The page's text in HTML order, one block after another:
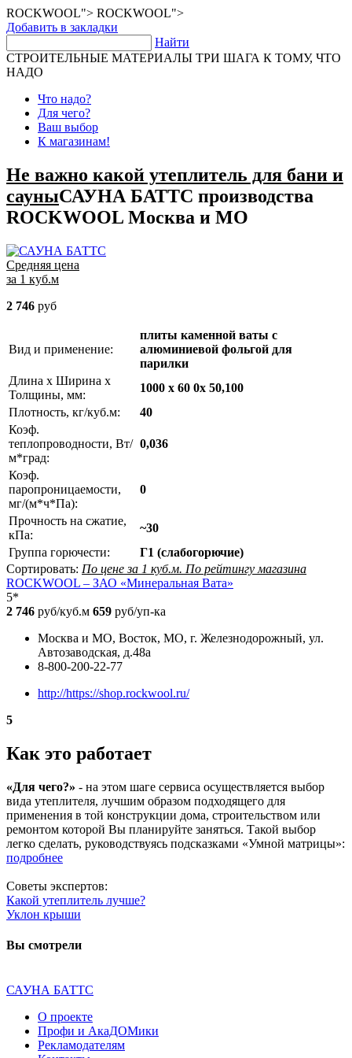
ROCKWOOL"> ROCKWOOL">
Добавить в закладки
Найти
СТРОИТЕЛЬНЫЕ МАТЕРИАЛЫ ТРИ ШАГА К ТОМУ, ЧТО
НАДО
Что надо?
Для чего?
Ваш выбор
К магазинам!
Не важно какой утеплитель для бани и
сауныСАУНА БАТТС производства
ROCKWOOL Москва и МО
Средняя цена
за 1 куб.м
2 746 руб
Вид и применение:
плиты каменной ваты c
алюминиевой фольгой для
парилки
Длина х Ширина х
Толщины, мм:
1000 x 60 0x 50,100
Плотность, кг/куб.м:
40
Коэф.
теплопроводности, Вт/
м*град:
0,036
Коэф.
паропроницаемости,
мг/(м*ч*Па):
0
Прочность на сжатие,
кПа:
~30
Группа горючести:
Г1 (слабогорючие)
Сортировать: По цене за 1 куб.м. По рейтингу магазина
ROCKWOOL – ЗАО «Минеральная Вата»
5*
2 746 руб/куб.м 659 руб/уп-ка
Москва и МО, Восток, МО, г. Железнодорожный, ул.
Автозаводская, д.48а
8-800-200-22-77
http://https://shop.rockwool.ru/
5
Как это работает
«Для чего?» - на этом шаге сервиса осуществляется выбор
вида утеплителя, лучшим образом подходящего для
применения в той конструкции дома, строительством или
ремонтом которой Вы планируйте заняться. Такой выбор
легко сделать, руководствуясь подсказками «Умной матрицы»:
подробнее
Советы экспертов:
Какой утеплитель лучше?
Уклон крыши
Вы смотрели
САУНА БАТТС
О проекте
Профи и АкаДОМики
Рекламодателям